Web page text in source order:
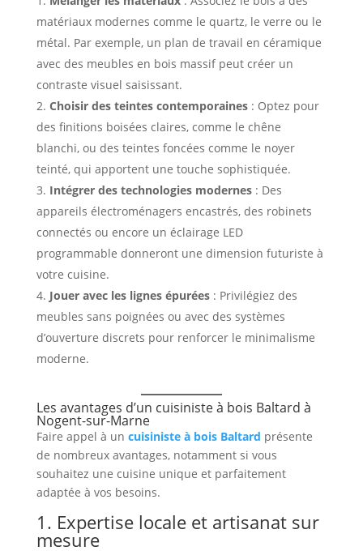
matériaux modernes comme le quartz, le verre ou le
métal. Par exemple, un plan de travail en céramique
avec des meubles en bois massif peut créer un
contraste visuel saisissant.
Choisir des teintes contemporaines: Optez pour
des finitions boisées claires, comme le chêne
blanchi, ou des teintes foncées comme le noyer
teinté, qui apportent une touche sophistiquée.
Intégrer des technologies modernes: Des
appareils électroménagers encastrés, des robinets
connectés ou encore un éclairage LED
programmable donneront une dimension futuriste à
votre cuisine.
Jouer avec les lignes épurées: Privilégiez des
meubles sans poignées ou avec des systèmes
d’ouverture discrets pour renforcer le minimalisme
moderne.
Les avantages d’un cuisiniste à bois Baltard à
Nogent-sur-Marne
Faire appel à un cuisiniste à bois Baltard présente
de nombreux avantages, notamment si vous
souhaitez une cuisine unique et parfaitement
adaptée à vos besoins.
1. Expertise locale et artisanat sur
mesure